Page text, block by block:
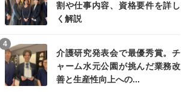
割や仕事内容、資格要件を詳し
く解説
介護研究発表会で最優秀賞。チ
ャーム水元公園が挑んだ業務改
善と生産性向上への...
4